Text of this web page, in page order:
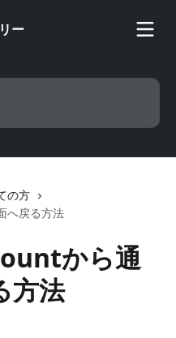
の方
へ戻る方法
から通
方法